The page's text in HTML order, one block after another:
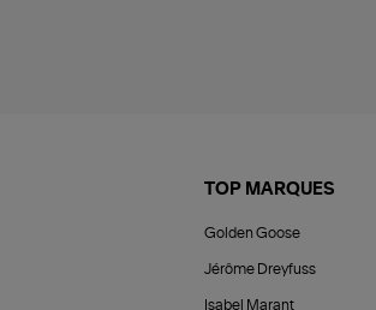
TOP MARQUES
Golden Goose
Jérôme Dreyfuss
Isabel Marant